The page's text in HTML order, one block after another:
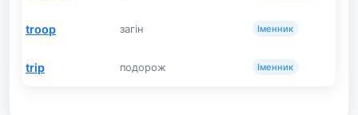
troop загін Іменник
trip подорож Іменник